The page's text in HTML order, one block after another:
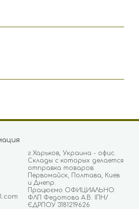
г.Харьков, Украина - офис.
Склады с которых делается
отправка товаров:
Первомайск, Полтава, Киев
и Днепр.
Працюємо ОФИЦИАЛЬНО:
ФЛП Федотова А.В. ІПН/
ЄДРПОУ 3181219626